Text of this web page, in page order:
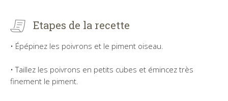
Etapes de la recette
• Épépinez les poivrons et le piment oiseau.
• Taillez les poivrons en petits cubes et émincez très
finement le piment.